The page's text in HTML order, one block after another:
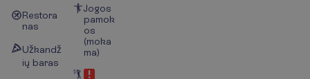
Restora
nas
Užkandž
ių baras
Jogos
pamok
os
(moka
ma)